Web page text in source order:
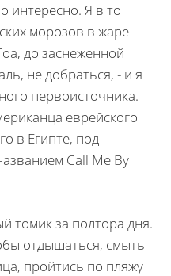
интересно. Я в то
морозов в жаре
до заснеженной
не добраться, - и я
первоисточника.
еврейского
в Египте, под
Call Me By
томик за полтора дня.
отдышаться, смыть
пройтись по пляжу